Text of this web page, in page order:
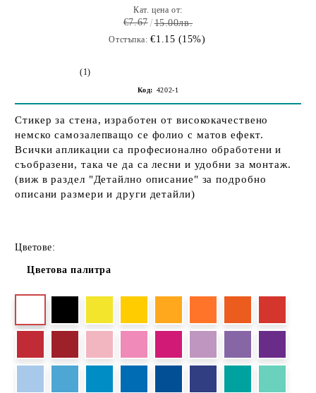
Кат. цена от:
€7.67 15.00лв.
Отстъпка: €1.15 (15%)
(1)
Код: 4202-1
Стикер за стена, изработен от висококачествено
немско самозалепващо се фолио с матов ефект.
Всички апликации са професионално обработени и
съобразени, така че да са лесни и удобни за монтаж.
(виж в раздел "Детайлно описание" за подробно
описани размери и други детайли)
Цветове:
Цветова палитра